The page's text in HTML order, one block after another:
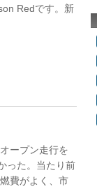
Redです。新
ープン走行を
った。当たり前
費がよく、市